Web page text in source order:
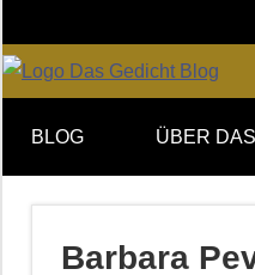
Inhalt
springen
BLOG ÜBER
Barbara